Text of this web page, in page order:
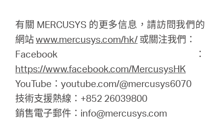
有關 MERCUSYS 的更多信息，請訪問我們的
網站www.mercusys.com/hk/ 或關注我們：
Facebook：
https://www.facebook.com/MercusysHK
YouTube：youtube.com/@mercusys6070
技術支援熱線：+852 26039800
銷售電子郵件：info@mercusys.com